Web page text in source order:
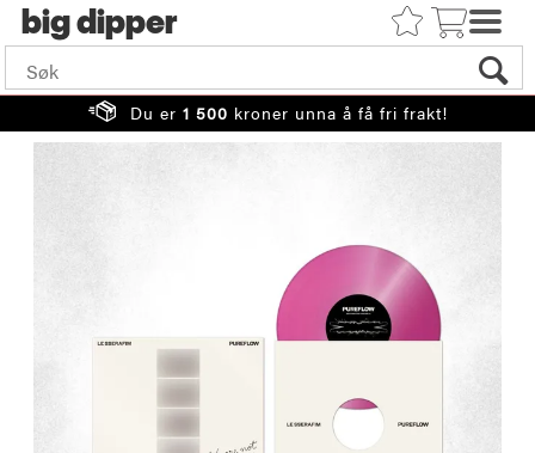
big
Du er 1 500 kroner unna å få fri frakt!